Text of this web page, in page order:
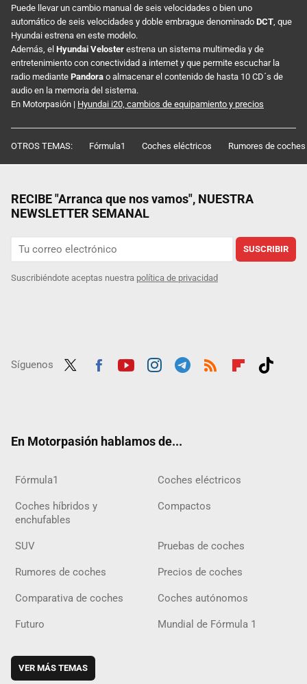
Puede llevar un cambio manual de seis velocidades o bien uno
automático de seis velocidades y doble embrague denominado DCT , que
Hyundai estrena en este modelo.
Además, el Hyundai Veloster estrena un sistema multimedia y de
entretenimiento con conectividad a internet y que permite escuchar la
radio mediante Pandora o almacenar el contenido de hasta 10 CD´s de
audio en la memoria del sistema.
En Motorpasión | Hyundai i20, cambios de equipamiento y precios
OTROS TEMAS: Fórmula1 Coches eléctricos Rumores de coches
RECIBE "Arranca que nos vamos", NUESTRA
NEWSLETTER SEMANAL
SUSCRIBIR
Suscribiéndote aceptas nuestra política de privacidad
Síguenos
En Motorpasión hablamos de...
Fórmula1 Coches eléctricos
Coches híbridos y
enchufables
Compactos
SUV Pruebas de coches
Rumores de coches Precios de coches
Comparativa de coches Coches autónomos
Futuro Mundial de Fórmula 1
VER MÁS TEMAS